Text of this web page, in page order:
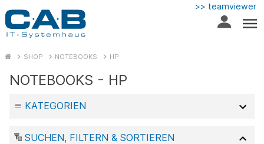
>> teamviewer
SHOP NOTEBOOKS HP
NOTEBOOKS - HP
KATEGORIEN
SUCHEN, FILTERN & SORTIEREN